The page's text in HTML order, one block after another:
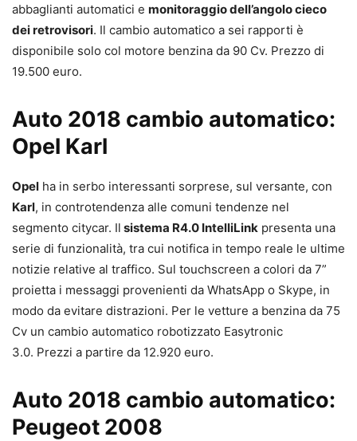
abbaglianti automatici e monitoraggio dell’angolo cieco
dei retrovisori. Il cambio automatico a sei rapporti è
disponibile solo col motore benzina da 90 Cv. Prezzo di
19.500 euro.
Auto 2018 cambio automatico:
Opel Karl
Opel ha in serbo interessanti sorprese, sul versante, con
Karl, in controtendenza alle comuni tendenze nel
segmento citycar. Il sistema R4.0 IntelliLink presenta una
serie di funzionalità, tra cui notifica in tempo reale le ultime
notizie relative al traffico. Sul touchscreen a colori da 7”
proietta i messaggi provenienti da WhatsApp o Skype, in
modo da evitare distrazioni. Per le vetture a benzina da 75
Cv un cambio automatico robotizzato Easytronic
3.0. Prezzi a partire da 12.920 euro.
Auto 2018 cambio automatico:
Peugeot 2008